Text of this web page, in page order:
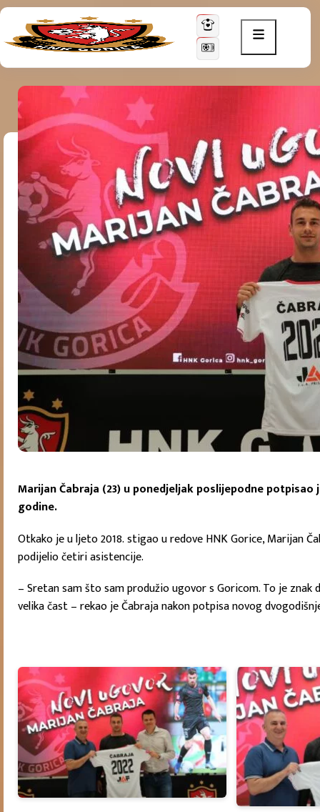
Marijan Čabraja (23) u ponedjeljak poslijepodne
godine.
Otkako je u ljeto 2018. stigao u redove HNK Gorice, Marijan
podijelio četiri asistencije.
– Sretan sam što sam produžio ugovor s Goricom. To je
velika čast – rekao je Čabraja nakon potpisa novog